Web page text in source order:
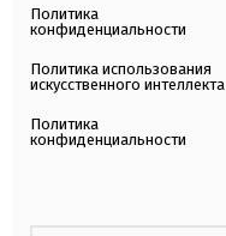
Политика
конфиденциальности
Политика использования
искусственного интеллекта
Политика
конфиденциальности